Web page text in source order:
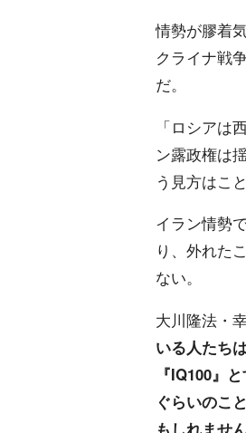
情勢が膠着
クライナ戦
だ。
「ロシアは
ン露政権は
う見方はこ
イラン情勢
り、外れた
ない。
大川隆法・
いる人たち
『IQ100』
ぐらいのこ
もしれませ